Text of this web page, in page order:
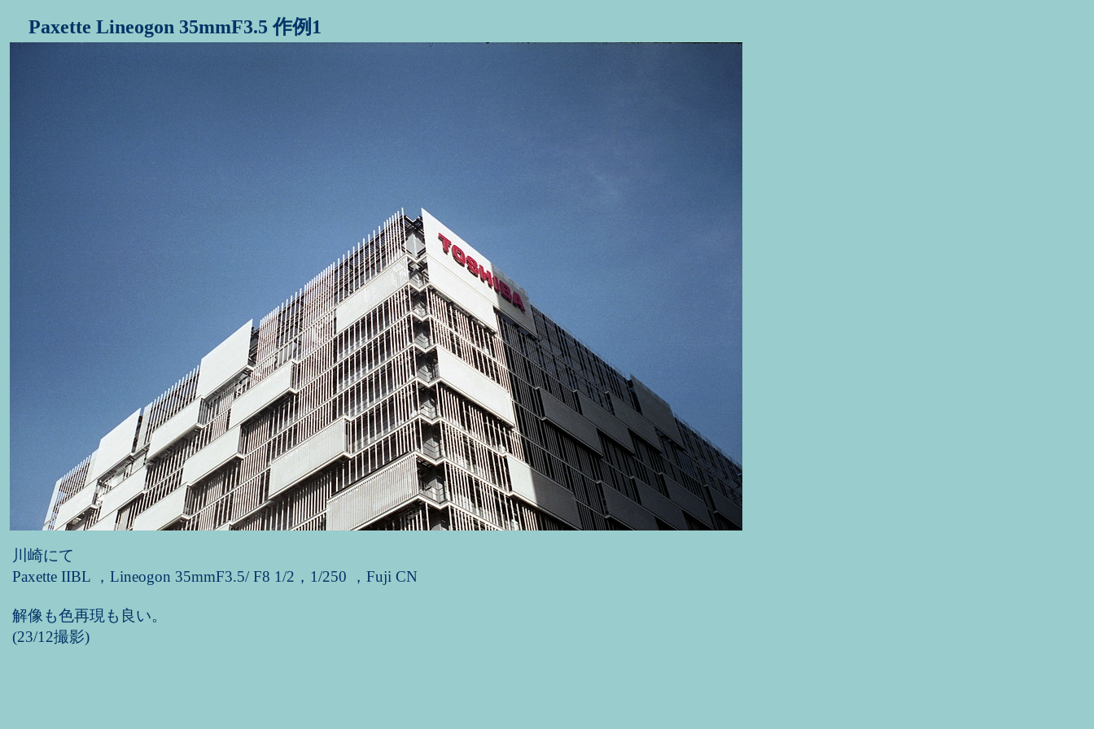
Paxette Lineogon 35mmF3.5 作例1
川崎にて
Paxette IIBL ，Lineogon 35mmF3.5/ F8 1/2，1/250 ，Fuji CN
解像も色再現も良い。
(23/12撮影)